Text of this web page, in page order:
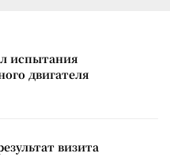
испытания
двигателя
визита